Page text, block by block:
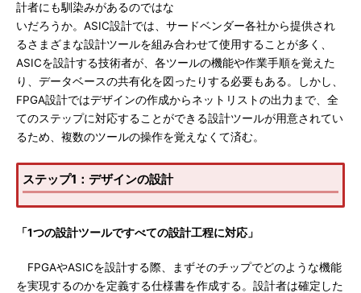
計者にも馴染みがあるのではな
いだろうか。ASIC設計では、サードベンダー各社から提供され
るさまざまな設計ツールを組み合わせて使用することが多く、
ASICを設計する技術者が、各ツールの機能や作業手順を覚えた
り、データベースの共有化を図ったりする必要もある。しかし、
FPGA設計ではデザインの作成からネットリストの出力まで、全
てのステップに対応することができる設計ツールが用意されてい
るため、複数のツールの操作を覚えなくて済む。
ステップ1：デザインの設計
「1つの設計ツールですべての設計工程に対応」
FPGAやASICを設計する際、まずそのチップでどのような機能
を実現するのかを定義する仕様書を作成する。設計者は確定した